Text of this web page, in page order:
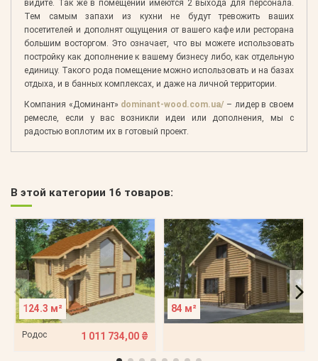
видите. Так же в помещении имеются 2 выхода для персонала.
Тем самым запахи из кухни не будут тревожить ваших
посетителей и дополнят ощущения от вашего кафе или ресторана
большим восторгом. Это означает, что вы можете использовать
постройку как дополнение к вашему бизнесу либо, как отдельную
единицу. Такого рода помещение можно использовать и на базах
отдыха, и в банных комплексах, и даже на личной территории.
Компания «Доминант» dominant-wood.com.ua/ – лидер в своем
ремесле, если у вас возникли идеи или дополнения, мы с
радостью воплотим их в готовый проект.
В этой категории 16 товаров:
124.3 м²
Родос 1 011 734,00 ₴
84 м²